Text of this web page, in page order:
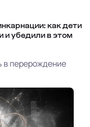
как дети
и убедили в этом
в перерождение